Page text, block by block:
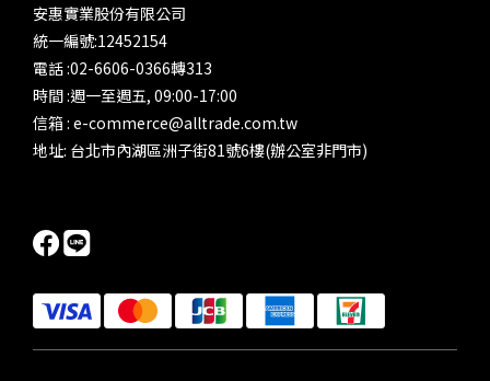
安惠實業股份有限公司
統一編號:12452154
電話 :02-6606-0366轉313
時間 :週一至週五, 09:00-17:00
信箱 : e-commerce@alltrade.com.tw
地址: 台北市內湖區洲子街81號6樓(辦公室非門市)